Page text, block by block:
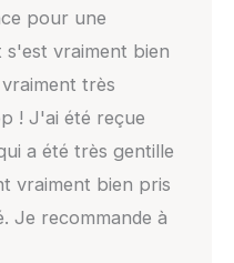
pour une
vraiment bien
très
! J'ai été reçue
a été très gentille
vraiment bien pris
Je recommande à